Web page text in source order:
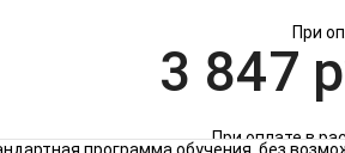
При
3 847
При оплате в